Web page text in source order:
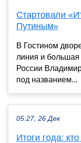
Стартовали
Путиным»
В Гостином
линия и большая
России
под названием...
05:27, 26 Дек
Итоги года: